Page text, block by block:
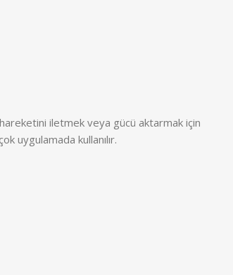
iletmek veya gücü aktarmak için
uygulamada kullanılır.